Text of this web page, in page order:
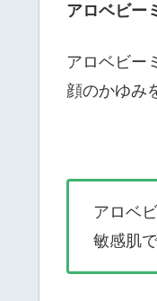
アロベビー
アロベビー
顔のかゆみ
アロベ
敏感肌